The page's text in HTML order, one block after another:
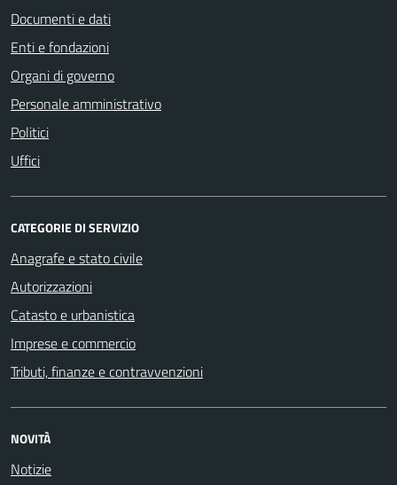
Documenti e dati
Enti e fondazioni
Organi di governo
Personale amministrativo
Politici
Uffici
CATEGORIE DI SERVIZIO
Anagrafe e stato civile
Autorizzazioni
Catasto e urbanistica
Imprese e commercio
Tributi, finanze e contravvenzioni
NOVITÀ
Notizie